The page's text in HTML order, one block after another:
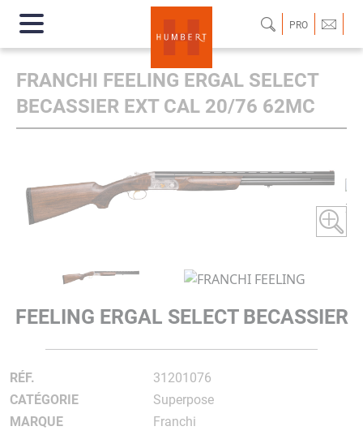
PRO
FRANCHI FEELING ERGAL SELECT
BECASSIER EXT CAL 20/76 62MC
FEELING ERGAL SELECT BECASSIER
RÉF.
31201076
CATÉGORIE
Superpose
MARQUE
Franchi